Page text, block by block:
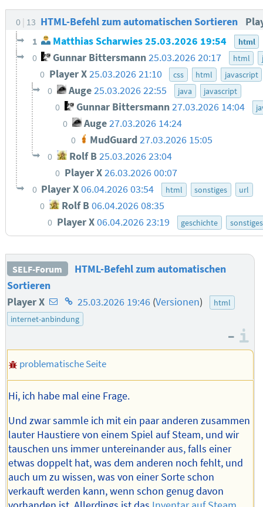
0 13 HTML-Befehl zum automatischen Sortieren
1 Matthias Scharwies25.03.2026 19:54 html
0 Gunnar Bittersmann25.03.2026 20:17 html
0 Player X25.03.2026 21:10 css html javascript
0 Auge25.03.2026 22:55 java javascript
0 Gunnar Bittersmann27.03.2026 14:04
0 Auge27.03.2026 14:24
0 MudGuard 27.03.2026 15:05
0 Rolf B 25.03.2026 23:04
0 Player X26.03.2026 00:07
0 Player X06.04.2026 03:54 html sonstiges url
0 Rolf B06.04.2026 08:35
0 Player X06.04.2026 23:19 geschichte sonstiges
SELF-Forum
HTML-Befehl zum automatischen
Sortieren
Player X E-
Mail-
des
Autors
Homepage
des
25.03.2026 19:46 (Versionen)
html
internet-anbindung
–
problematische Seite
Hi, ich habe mal eine Frage.
Und zwar sammle ich mit ein paar anderen zusammen
lauter Haustiere von einem Spiel auf Steam, und wir
tauschen uns immer untereinander aus, falls einer
etwas doppelt hat, was dem anderen noch fehlt, und
auch um zu wissen, was von einer Sorte schon
verkauft werden kann, wenn schon genug davon